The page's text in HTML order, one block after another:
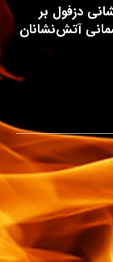
دزفول بر
آتش‌نشانان